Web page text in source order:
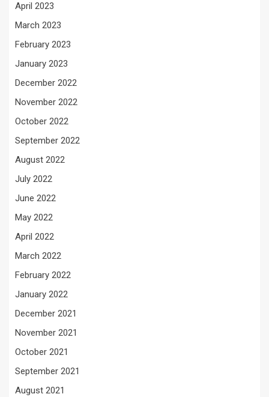
April 2023
March 2023
February 2023
January 2023
December 2022
November 2022
October 2022
September 2022
August 2022
July 2022
June 2022
May 2022
April 2022
March 2022
February 2022
January 2022
December 2021
November 2021
October 2021
September 2021
August 2021